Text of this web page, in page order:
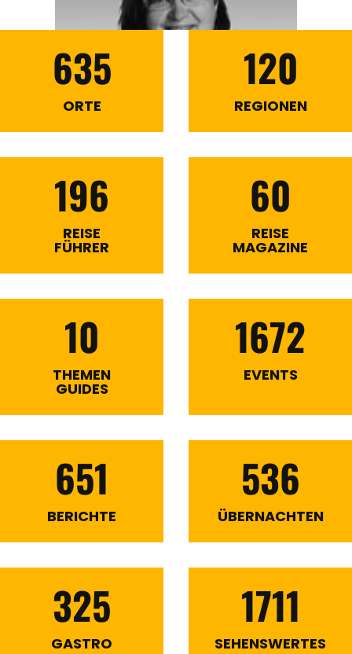
635
ORTE
120
REGIONEN
196
REISE
FÜHRER
60
REISE
MAGAZINE
10
THEMEN
GUIDES
1672
EVENTS
651
BERICHTE
536
ÜBERNACHTEN
325
GASTRO
1711
SEHENSWERTES